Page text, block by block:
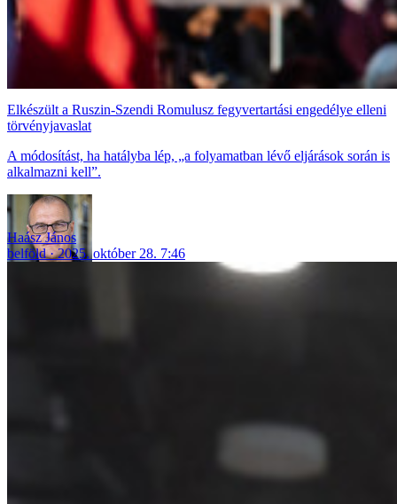
Elkészült a Ruszin-Szendi Romulusz fegyvertartási engedélye elleni
törvényjavaslat
A módosítást, ha hatályba lép, „a folyamatban lévő eljárások során is
alkalmazni kell”.
Haász János
belföld
2025. október 28. 7:46